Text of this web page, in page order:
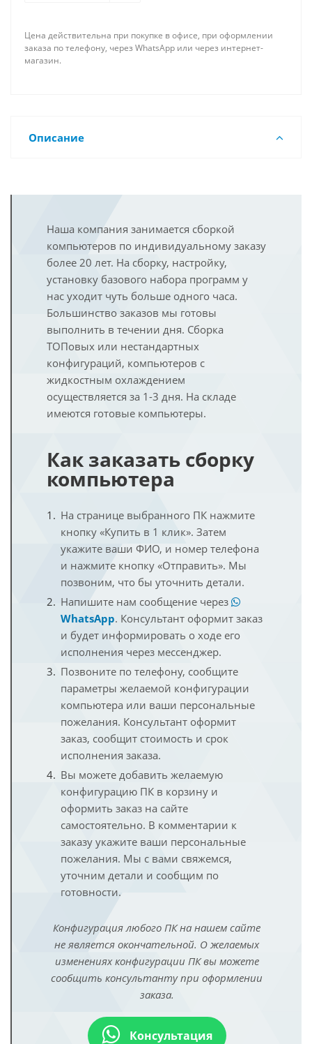
Цена действительна при покупке в офисе, при оформлении
заказа по телефону, через WhatsApp или через интернет-
магазин.
Описание
Наша компания занимается сборкой
компьютеров по индивидуальному заказу
более 20 лет. На сборку, настройку,
установку базового набора программ у
нас уходит чуть больше одного часа.
Большинство заказов мы готовы
выполнить в течении дня. Сборка
ТОПовых или нестандартных
конфигураций, компьютеров с
жидкостным охлаждением
осуществляется за 1-3 дня. На складе
имеются готовые компьютеры.
Как заказать сборку
компьютера
На странице выбранного ПК нажмите
кнопку «Купить в 1 клик». Затем
укажите ваши ФИО, и номер телефона
и нажмите кнопку «Отправить». Мы
позвоним, что бы уточнить детали.
Напишите нам сообщение через
WhatsApp. Консультант оформит заказ
и будет информировать о ходе его
исполнения через мессенджер.
Позвоните по телефону, сообщите
параметры желаемой конфигурации
компьютера или ваши персональные
пожелания. Консультант оформит
заказ, сообщит стоимость и срок
исполнения заказа.
Вы можете добавить желаемую
конфигурацию ПК в корзину и
оформить заказ на сайте
самостоятельно. В комментарии к
заказу укажите ваши персональные
пожелания. Мы с вами свяжемся,
уточним детали и сообщим по
готовности.
Конфигурация любого ПК на нашем сайте
не является окончательной. О желаемых
изменениях конфигурации ПК вы можете
сообщить консультанту при оформлении
заказа.
Консультация